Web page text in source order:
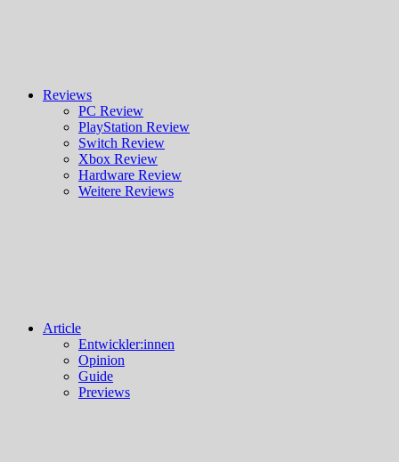
Reviews
PC Review
PlayStation Review
Switch Review
Xbox Review
Hardware Review
Weitere Reviews
Article
Entwickler:innen
Opinion
Guide
Previews